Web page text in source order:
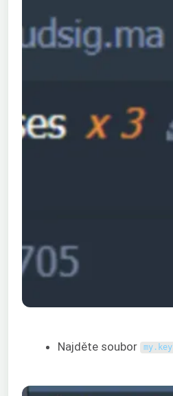
Najděte soubor my. key